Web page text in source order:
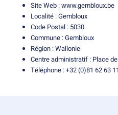
Site Web :www.gembloux.be
Localité : Gembloux
Code Postal : 5030
Commune : Gembloux
Région : Wallonie
Centre administratif : Place
Téléphone : +32 (0)81 62 63 11